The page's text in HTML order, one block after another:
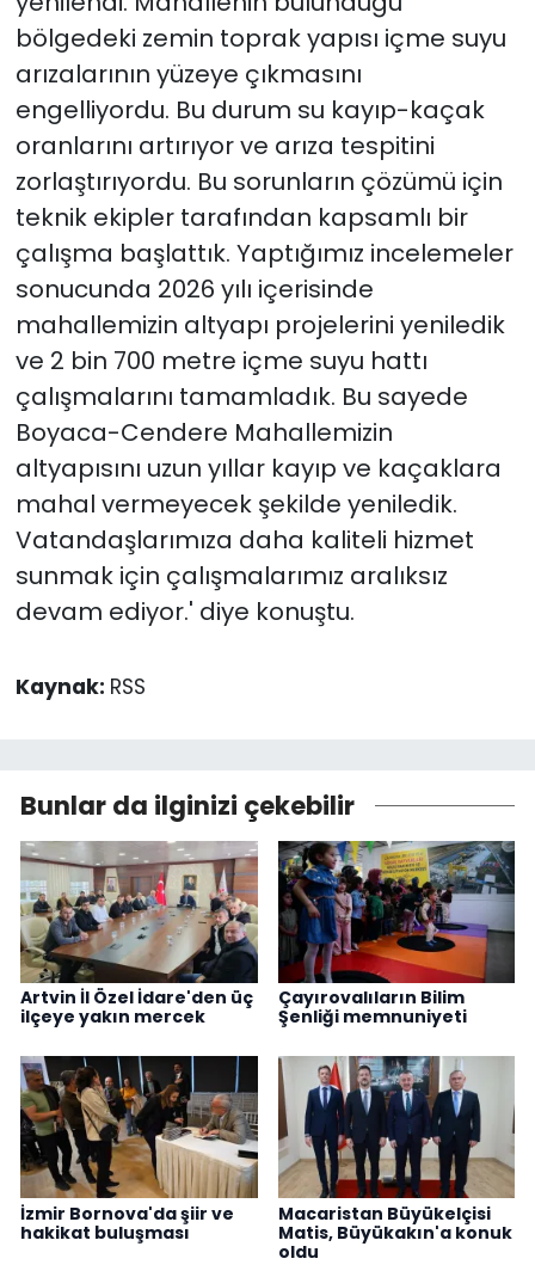
bölgedeki zemin toprak yapısı içme suyu
arızalarının yüzeye çıkmasını
engelliyordu. Bu durum su kayıp-kaçak
oranlarını artırıyor ve arıza tespitini
zorlaştırıyordu. Bu sorunların çözümü için
teknik ekipler tarafından kapsamlı bir
çalışma başlattık. Yaptığımız incelemeler
sonucunda 2026 yılı içerisinde
mahallemizin altyapı projelerini yeniledik
ve 2 bin 700 metre içme suyu hattı
çalışmalarını tamamladık. Bu sayede
Boyaca-Cendere Mahallemizin
altyapısını uzun yıllar kayıp ve kaçaklara
mahal vermeyecek şekilde yeniledik.
Vatandaşlarımıza daha kaliteli hizmet
sunmak için çalışmalarımız aralıksız
devam ediyor.' diye konuştu.
Kaynak: RSS
Bunlar da ilginizi çekebilir
Artvin İl Özel İdare'den üç
ilçeye yakın mercek
Çayırovalıların Bilim
Şenliği memnuniyeti
İzmir Bornova'da şiir ve
hakikat buluşması
Macaristan Büyükelçisi
Matis, Büyükakın'a konuk
oldu